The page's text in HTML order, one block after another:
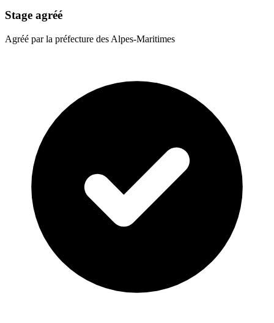
Stage agréé
Agréé par la préfecture des Alpes-Maritimes